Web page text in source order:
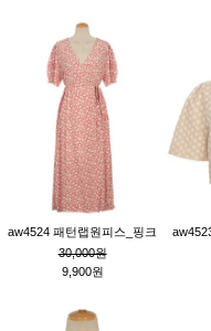
aw4524 패턴랩원피스_핑크
30,000원
9,900원